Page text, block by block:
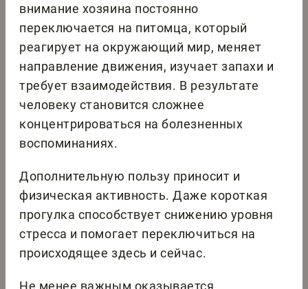
внимание хозяина постоянно
переключается на питомца, который
реагирует на окружающий мир, меняет
направление движения, изучает запахи и
требует взаимодействия. В результате
человеку становится сложнее
концентрироваться на болезненных
воспоминаниях.
Дополнительную пользу приносит и
физическая активность. Даже короткая
прогулка способствует снижению уровня
стресса и помогает переключиться на
происходящее здесь и сейчас.
Не менее важным оказывается